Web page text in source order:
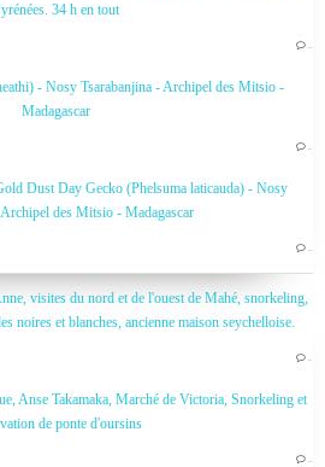
34 h en tout
…
- Nosy Tsarabanjina - Archipel des Mitsio -
Madagascar
…
Dust Day Gecko (Phelsuma laticauda) - Nosy
des Mitsio - Madagascar
…
visites du nord et de l'ouest de Mahé, snorkeling,
noires et blanches, ancienne maison seychelloise.
…
Anse Takamaka, Marché de Victoria, Snorkeling et
de ponte d'oursins
…